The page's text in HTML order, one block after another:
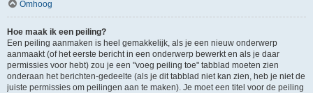
Omhoog
Hoe maak ik een peiling?
Een peiling aanmaken is heel gemakkelijk, als je een nieuw onderwerp
aanmaakt (of het eerste bericht in een onderwerp bewerkt en als je daar
permissies voor hebt) zou je een "voeg peiling toe" tabblad moeten zien
onderaan het berichten-gedeelte (als je dit tabblad niet kan zien, heb je niet de
juiste permissies om peilingen aan te maken). Je moet een titel voor de peiling